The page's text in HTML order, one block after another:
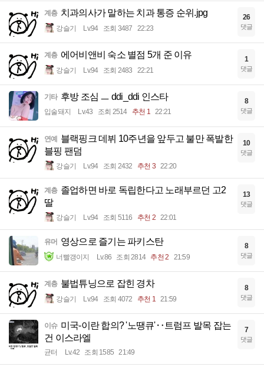
계층 치과의사가 말하는 치과 통증 순위.jpg
강슬기 Lv.94 조회 3487 22:23
26
댓글
계층 에어비앤비 숙소 별점 5개 준 이유
강슬기 Lv.94 조회 2483 22:21
1
댓글
기타 후방 조심 ㅡ ddi_ddi 인스타
입술돼지 Lv.43 조회 2514 추천 1 22:21
8
댓글
연예
블랙핑크 데뷔 10주년을 앞두고 불만 폭발한
블핑 팬덤
강슬기 Lv.94 조회 2432 추천 3 22:20
10
댓글
계층 졸업하면 바로 독립한다고 노래부르던 고2
딸
강슬기 Lv.94 조회 5116 추천 2 22:01
13
댓글
유머 영상으로 즐기는 파키스탄
너빨갱이지 Lv.86 조회 2814 추천 2 21:59
8
댓글
계층 불법튜닝으로 잡힌 경차
강슬기 Lv.94 조회 4072 추천 1 21:59
8
댓글
이슈 미국-이란 합의? '노땡큐'‥트럼프 발목 잡는
건 이스라엘
균터 Lv.42 조회 1585 21:49
7
댓글